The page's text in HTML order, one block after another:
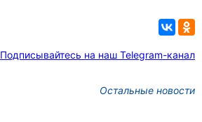
Подписывайтесь на наш Telegram-канал
Остальные новости